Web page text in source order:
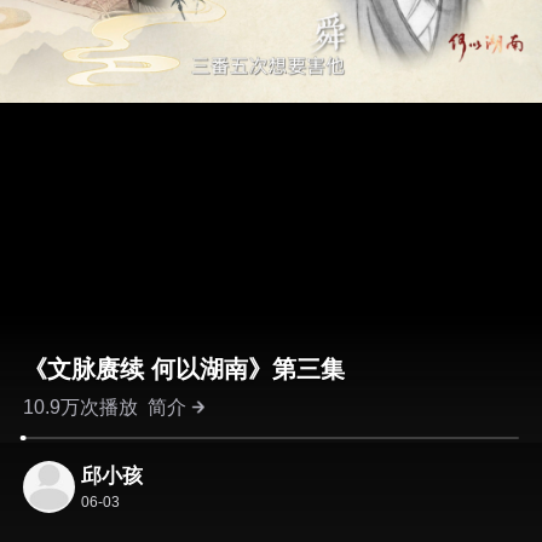
《文脉赓续 何以湖南》第三集
10.9万次播放简介
邱小孩
06-03